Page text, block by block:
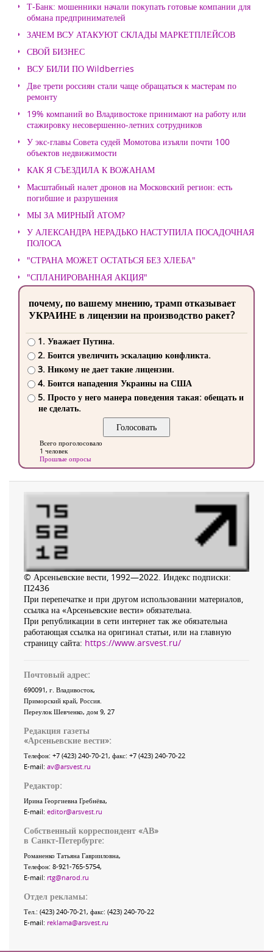
Т-Банк: мошенники начали покупать готовые компании для
обмана предпринимателей
ЗАЧЕМ ВСУ АТАКУЮТ СКЛАДЫ МАРКЕТПЛЕЙСОВ
СВОЙ БИЗНЕС
ВСУ БИЛИ ПО Wildberries
Две трети россиян стали чаще обращаться к мастерам по
ремонту
19% компаний во Владивостоке принимают на работу или
стажировку несовершенно-летних сотрудников
У экс-главы Совета судей Момотова изъяли почти 100
объектов недвижимости
КАК Я СЪЕЗДИЛА К ВОЖАНАМ
Масштабный налет дронов на Московский регион: есть
погибшие и разрушения
МЫ ЗА МИРНЫЙ АТОМ?
У АЛЕКСАНДРА НЕРАДЬКО НАСТУПИЛА ПОСАДОЧНАЯ
ПОЛОСА
"СТРАНА МОЖЕТ ОСТАТЬСЯ БЕЗ ХЛЕБА"
"СПЛАНИРОВАННАЯ АКЦИЯ"
почему, по вашему мнению, трамп отказывает
УКРАИНЕ в лицензии на производство ракет?
1. Уважает Путина.
2. Боится увеличить эскалацию конфликта.
3. Никому не дает такие лицензии.
4. Боится нападения Украины на США
5. Просто у него манера поведения такая: обещать и
не сделать.
Всего проголосовало
1 человек
Прошлые опросы
© Арсеньевские вести, 1992—2022. Индекс подписки:
П2436
При перепечатке и при другом использовании материалов,
ссылка на «Арсеньевские вести» обязательна.
При републикации в сети интернет так же обязательна
работающая ссылка на оригинал статьи, или на главную
страницу сайта: https://www.arsvest.ru/
Почтовый адрес:
690091, г. Владивосток,
Приморский край, Россия
Переулок Шевченко, дом 9, 27
Редакция газеты
«Арсеньевские вести»:
Телефон: +7 (423) 240-70-21, факс: +7 (423) 240-70-22
E-mail: av@arsvest.ru
Редактор:
Ирина Георгиевна Гребнёва,
E-mail: editor@arsvest.ru
Собственный корреспондент «АВ»
в Санкт-Петербурге:
Романенко Татьяна Гаврииловна,
Телефон: 8-921-765-5754,
E-mail: rtg@narod.ru
Отдел рекламы:
Тел.: (423) 240-70-21, факс: (423) 240-70-22
E-mail: reklama@arsvest.ru